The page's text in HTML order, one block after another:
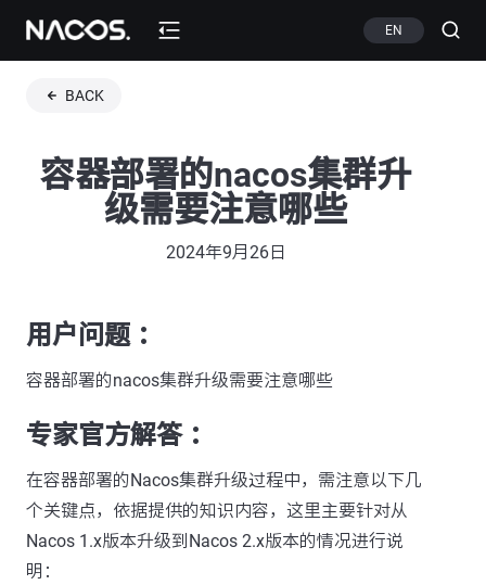
EN
BACK
容器部署的nacos集群升
级需要注意哪些
2024年9月26日
用户问题 ：
容器部署的nacos集群升级需要注意哪些
专家官方解答 ：
在容器部署的Nacos集群升级过程中，需注意以下几
个关键点，依据提供的知识内容，这里主要针对从
Nacos 1.x版本升级到Nacos 2.x版本的情况进行说
明：